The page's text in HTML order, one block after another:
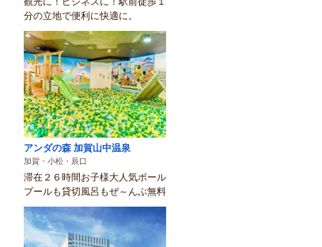
分の立地で便利に快適に。
アンダの森 加賀山中温泉
加賀・小松・辰口
滞在２６時間お子様大人気ボール
プールも貸切風呂もぜ～んぶ無料